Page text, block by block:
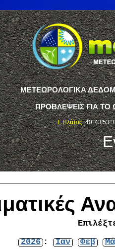
ΜΕΤΕΩΡΟΛΟΓΙΚΑ
ΠΡΟΒΛΕΨΕΙΣ ΓΙΑ ΤΟ
Γ.Πλάτος:40°43'53"
2026 : Ιαν Φεβ